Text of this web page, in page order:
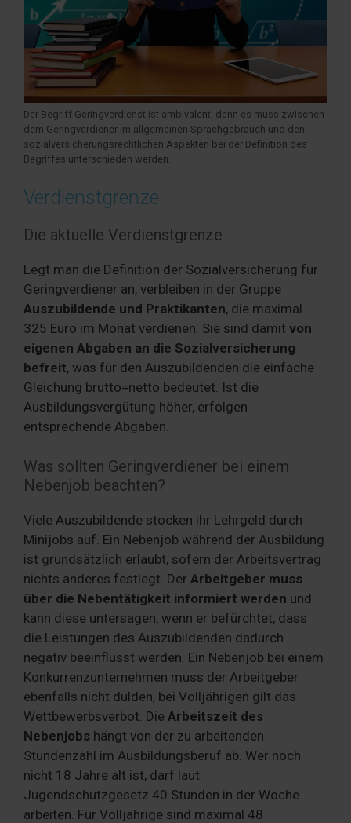
Der Begriff Geringverdienst ist ambivalent, denn es muss zwischen
dem Geringverdiener im allgemeinen Sprachgebrauch und den
sozialversicherungsrechtlichen Aspekten bei der Definition des
Begriffes unterschieden werden.
Verdienstgrenze
Die aktuelle Verdienstgrenze
Legt man die Definition der Sozialversicherung für
Geringverdiener an, verbleiben in der Gruppe
Auszubildende und Praktikanten, die maximal
325 Euro im Monat verdienen. Sie sind damit von
eigenen Abgaben an die Sozialversicherung
befreit, was für den Auszubildenden die einfache
Gleichung brutto=netto bedeutet. Ist die
Ausbildungsvergütung höher, erfolgen
entsprechende Abgaben.
Was sollten Geringverdiener bei einem
Nebenjob beachten?
Viele Auszubildende stocken ihr Lehrgeld durch
Minijobs auf. Ein Nebenjob während der Ausbildung
ist grundsätzlich erlaubt, sofern der Arbeitsvertrag
nichts anderes festlegt. Der Arbeitgeber muss
über die Nebentätigkeit informiert werden und
kann diese untersagen, wenn er befürchtet, dass
die Leistungen des Auszubildenden dadurch
negativ beeinflusst werden. Ein Nebenjob bei einem
Konkurrenzunternehmen muss der Arbeitgeber
ebenfalls nicht dulden, bei Volljährigen gilt das
Wettbewerbsverbot. Die Arbeitszeit des
Nebenjobs hängt von der zu arbeitenden
Stundenzahl im Ausbildungsberuf ab. Wer noch
nicht 18 Jahre alt ist, darf laut
Jugendschutzgesetz 40 Stunden in der Woche
arbeiten. Für Volljährige sind maximal 48